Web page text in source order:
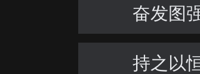
奋发图
持之以